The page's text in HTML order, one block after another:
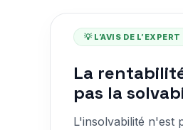
💡 L’AVIS DE
La
pas la
L'insolvabilité n'est